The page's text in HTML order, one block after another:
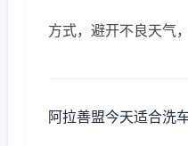
方式，避开不良天气
阿拉善盟今天适合洗